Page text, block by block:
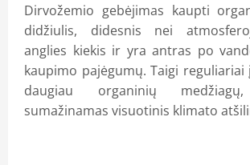
Dirvožemio gebėjimas kaupti
didžiulis, didesnis nei
anglies kiekis ir yra antras po
kaupimo pajėgumų. Taigi
daugiau organinių
sumažinamas visuotinis klimato